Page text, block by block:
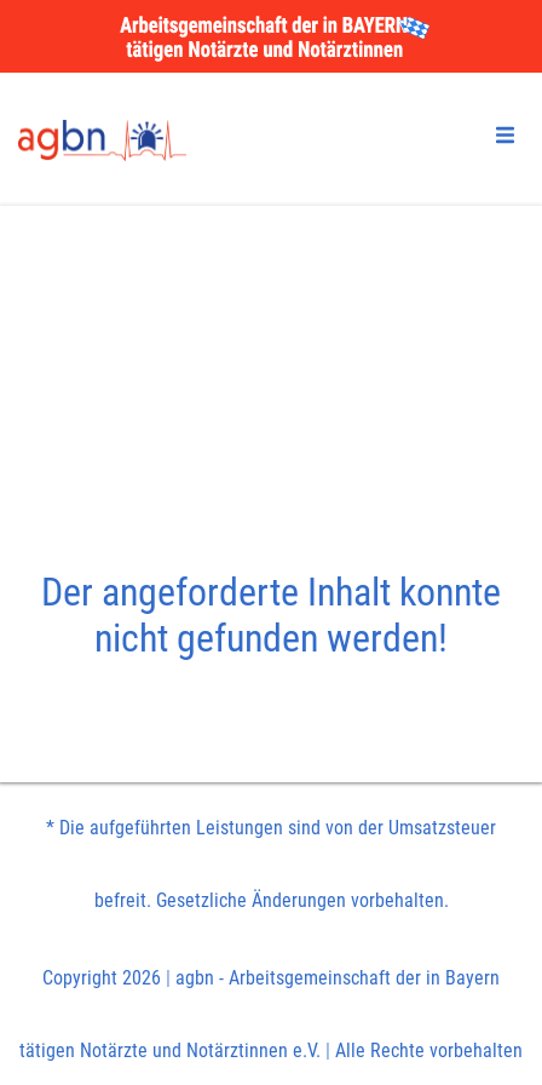
Der angeforderte Inhalt konnte
nicht gefunden werden!
* Die aufgeführten Leistungen sind von der Umsatzsteuer
befreit. Gesetzliche Änderungen vorbehalten.
Copyright 2026 | agbn - Arbeitsgemeinschaft der in Bayern
tätigen Notärzte und Notärztinnen e.V. | Alle Rechte vorbehalten